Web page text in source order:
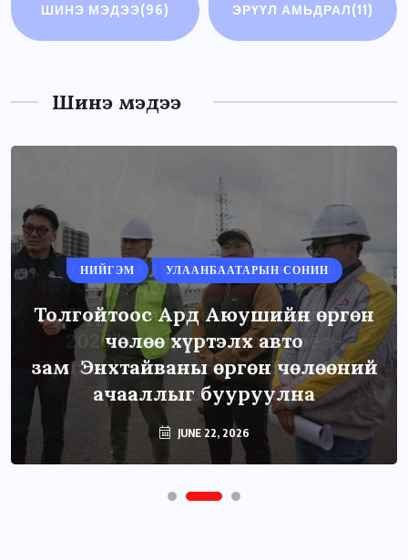
ШИНЭ МЭДЭЭ(96) ЭРҮҮЛ АМЬДРАЛ(11)
Шинэ мэдээ
НИЙГЭМ УЛААНБААТАРЫН СОНИН
Толгойтоос Ард Аюушийн өргөн
чөлөө хүртэлх авто
зам Энхтайваны өргөн чөлөөний
ачааллыг бууруулна
JUNE 22, 2026